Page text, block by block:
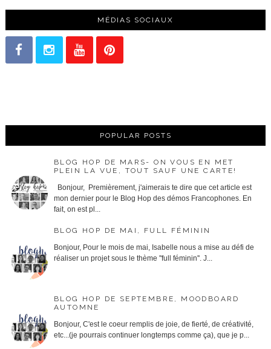
MÉDIAS SOCIAUX
POPULAR POSTS
BLOG HOP DE MARS- ON VOUS EN MET
PLEIN LA VUE, TOUT SAUF UNE CARTE!
Bonjour, Premièrement, j'aimerais te dire que cet article est
mon dernier pour le Blog Hop des démos Francophones. En
fait, on est pl...
BLOG HOP DE MAI, FULL FÉMININ
Bonjour, Pour le mois de mai, Isabelle nous a mise au défi de
réaliser un projet sous le thème ''full féminin''. J...
BLOG HOP DE SEPTEMBRE, MOODBOARD
AUTOMNE
Bonjour, C'est le coeur remplis de joie, de fierté, de créativité,
etc...(je pourrais continuer longtemps comme ça), que je p...